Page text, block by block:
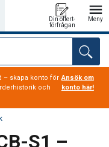
Din offert-
förfrågan
Meny
– skapa konto för
och
Ansök om
konto här!
S1 –